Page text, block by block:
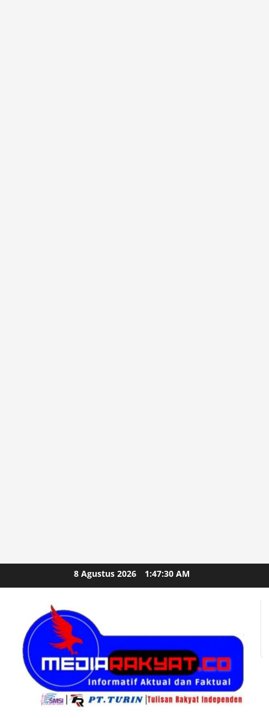
to
8 Agustus 2026 1:47:31 AM